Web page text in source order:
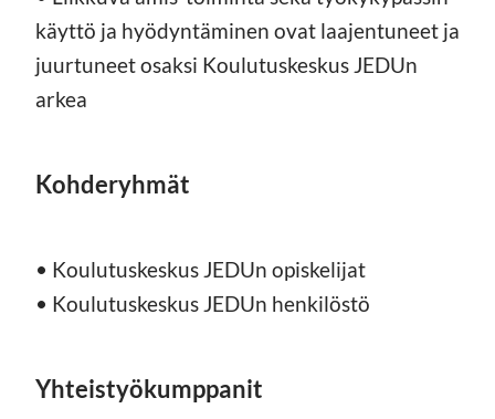
käyttö ja hyödyntäminen ovat laajentuneet ja
juurtuneet osaksi Koulutuskeskus JEDUn
arkea
Kohderyhmät
• Koulutuskeskus JEDUn opiskelijat
• Koulutuskeskus JEDUn henkilöstö
Yhteistyökumppanit